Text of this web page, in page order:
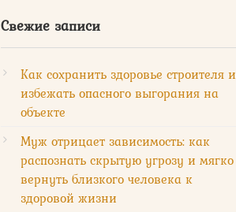
Свежие записи
Как сохранить здоровье строителя и
избежать опасного выгорания на
объекте
Муж отрицает зависимость: как
распознать скрытую угрозу и мягко
вернуть близкого человека к
здоровой жизни